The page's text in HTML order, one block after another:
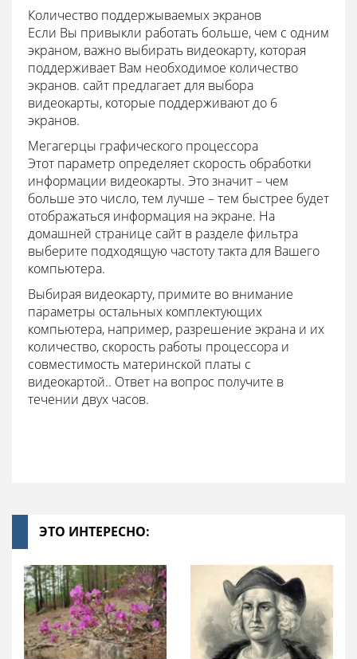
Количество поддержываемых экранов
Если Вы привыкли работать больше, чем с одним
экраном, важно выбирать видеокарту, которая
поддерживает Вам необходимое количество
экранов. сайт предлагает для выбора
видеокарты, которые поддерживают до 6
экранов.
Мегагерцы графического процессора
Этот параметр определяет скорость обработки
информации видеокарты. Это значит – чем
больше это число, тем лучше – тем быстрее будет
отображаться информация на экране. На
домашней странице сайт в разделе фильтра
выберите подходящую частоту такта для Вашего
компьютера.
Выбирая видеокарту, примите во внимание
параметры остальных комплектующих
компьютера, например, разрешение экрана и их
количество, скорость работы процессора и
совместимость материнской платы с
видеокартой.. Ответ на вопрос получите в
течении двух часов.
ЭТО ИНТЕРЕСНО: